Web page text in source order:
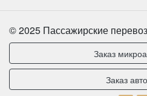
© 2025 Пассажирские
Заказ
Заказ